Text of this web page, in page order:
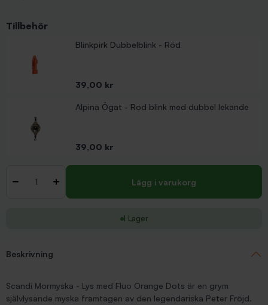
Tillbehör
Blinkpirk Dubbelblink - Röd
Pris
39,00 kr
Alpina Ögat - Röd blink med dubbel lekande
Pris
39,00 kr
- + Lägg i varukorg
I Lager
Beskrivning
Scandi Mormyska - Lys med Fluo Orange Dots är en grym
självlysande myska framtagen av den legendariska Peter Fröjd.